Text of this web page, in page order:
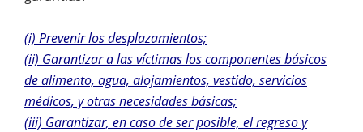
(i) Prevenir los desplazamientos;
(ii) Garantizar a las víctimas los componentes básicos
de alimento, agua, alojamientos, vestido, servicios
médicos, y otras necesidades básicas;
(iii) Garantizar, en caso de ser posible, el regreso y